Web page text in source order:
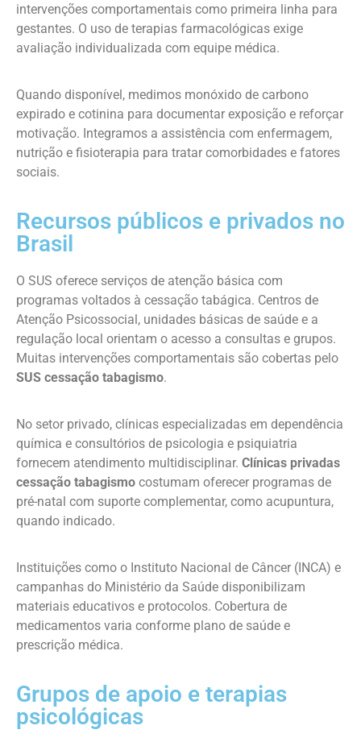
intervenções comportamentais como primeira linha para
gestantes. O uso de terapias farmacológicas exige
avaliação individualizada com equipe médica.
Quando disponível, medimos monóxido de carbono
expirado e cotinina para documentar exposição e reforçar
motivação. Integramos a assistência com enfermagem,
nutrição e fisioterapia para tratar comorbidades e fatores
sociais.
Recursos públicos e privados no
Brasil
O SUS oferece serviços de atenção básica com
programas voltados à cessação tabágica. Centros de
Atenção Psicossocial, unidades básicas de saúde e a
regulação local orientam o acesso a consultas e grupos.
Muitas intervenções comportamentais são cobertas pelo
SUS cessação tabagismo.
No setor privado, clínicas especializadas em dependência
química e consultórios de psicologia e psiquiatria
fornecem atendimento multidisciplinar. Clínicas privadas
cessação tabagismo costumam oferecer programas de
pré-natal com suporte complementar, como acupuntura,
quando indicado.
Instituições como o Instituto Nacional de Câncer (INCA) e
campanhas do Ministério da Saúde disponibilizam
materiais educativos e protocolos. Cobertura de
medicamentos varia conforme plano de saúde e
prescrição médica.
Grupos de apoio e terapias
psicológicas